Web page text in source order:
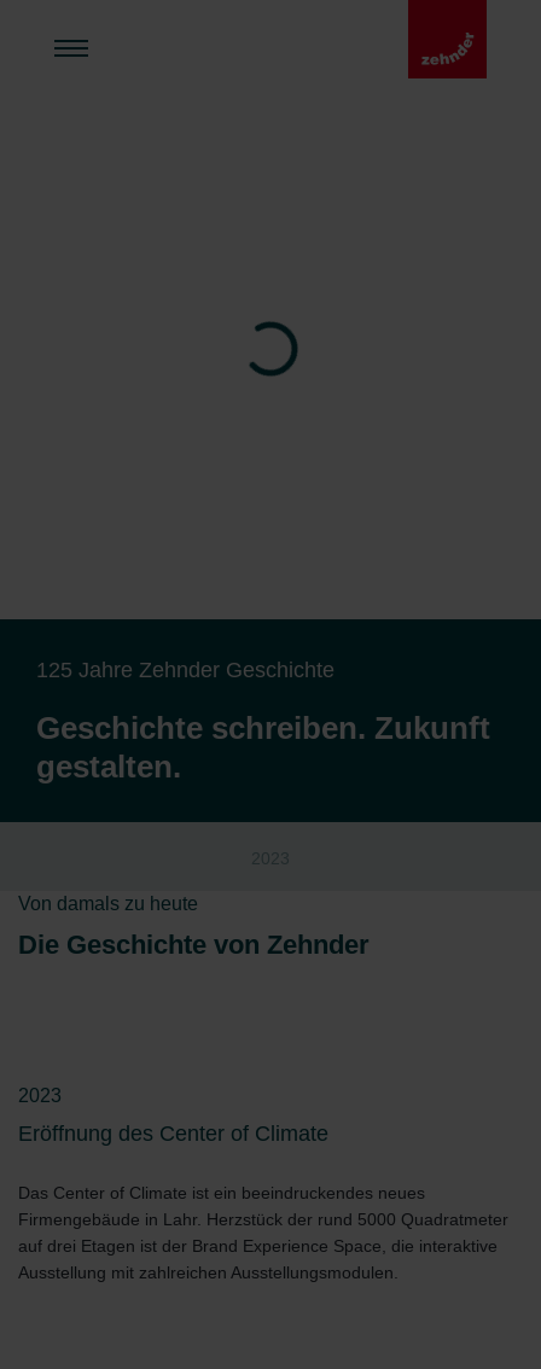
125 Jahre Zehnder Geschichte
Geschichte schreiben. Zukunft
gestalten.
2023
Von damals zu heute
Die Geschichte von Zehnder
2023
Eröffnung des Center of Climate
Das Center of Climate ist ein beeindruckendes neues
Firmengebäude in Lahr. Herzstück der rund 5000 Quadratmeter
auf drei Etagen ist der Brand Experience Space, die interaktive
Ausstellung mit zahlreichen Ausstellungsmodulen.